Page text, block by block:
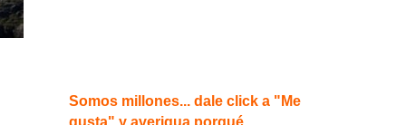
Somos millones... dale click a "Me
gusta" y averigua porqué